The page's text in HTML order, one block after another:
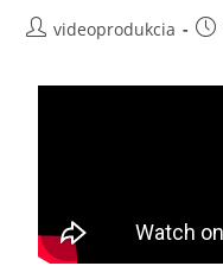
videoprodukcia